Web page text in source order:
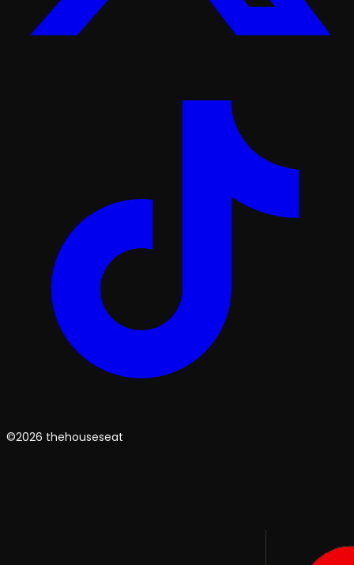
©2026 thehouseseat